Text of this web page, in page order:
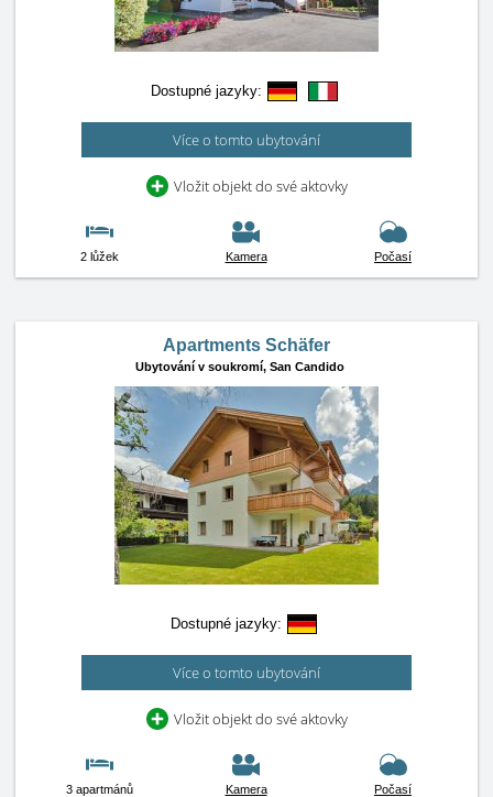
Dostupné jazyky:
Více o tomto ubytování
Vložit objekt do své aktovky
2 lůžek Kamera Počasí
Apartments Schäfer
Ubytování v soukromí, San Candido
Dostupné jazyky:
Více o tomto ubytování
Vložit objekt do své aktovky
3 apartmánů Kamera Počasí